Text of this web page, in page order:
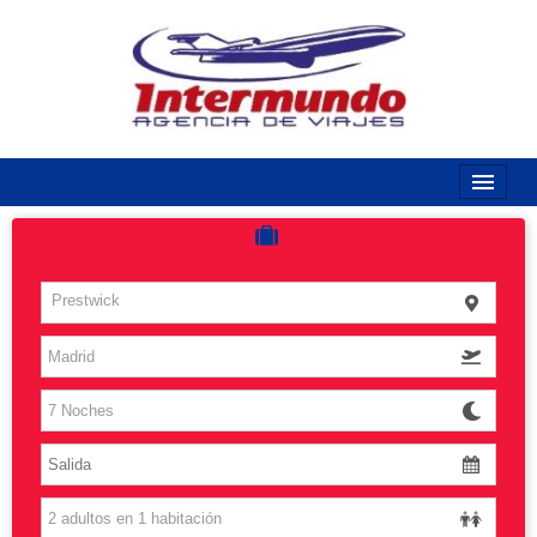
Costas
Vuelos
Islas
Caribe
Grandes Viajes
Prestwick